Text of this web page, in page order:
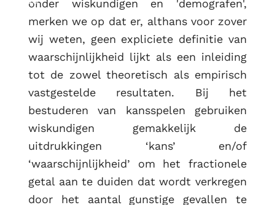
onder wiskundigen en 'demografen',
merken we op dat er, althans voor zover
wij weten, geen expliciete definitie van
waarschijnlijkheid lijkt als een inleiding
tot de zowel theoretisch als empirisch
vastgestelde resultaten. Bij het
bestuderen van kansspelen gebruiken
wiskundigen gemakkelijk de
uitdrukkingen ‘kans’ en/of
‘waarschijnlijkheid’ om het fractionele
getal aan te duiden dat wordt verkregen
door het aantal gunstige gevallen te